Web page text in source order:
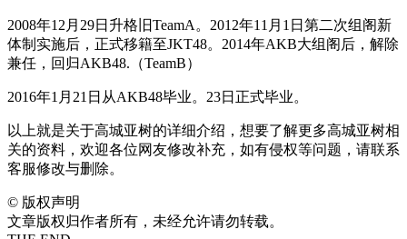
2008年12月29日升格旧TeamA。2012年11月1日第二次组阁新
体制实施后，正式移籍至JKT48。2014年AKB大组阁后，解除
兼任，回归AKB48.（TeamB）
2016年1月21日从AKB48毕业。23日正式毕业。
以上就是关于高城亚树的详细介绍，想要了解更多高城亚树相
关的资料，欢迎各位网友修改补充，如有侵权等问题，请联系
客服修改与删除。
© 版权声明
文章版权归作者所有，未经允许请勿转载。